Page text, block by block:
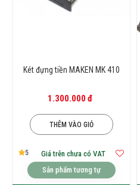
Két đựng tiền MAKEN MK 410
1.300.000 đ
THÊM VÀO GIỎ
5
Giá trên chưa có VAT
Sản phẩm tương tự